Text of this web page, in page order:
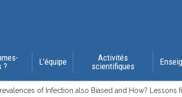
?
L’équipe
Activités
scientifiques
of Infection also Biased and How? Lessons